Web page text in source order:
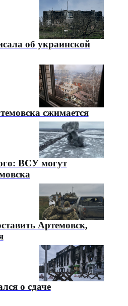
об украинской
сжимается
ВСУ могут
Артемовск,
о сдаче